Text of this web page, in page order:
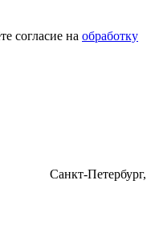
согласие на обработку
Санкт-Петербург,